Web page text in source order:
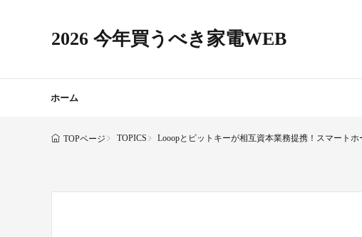
2026 今年買うべき家電WEB
ホーム
TOPページ TOPICS Looopとビットキーが相互資本業務提携！スマート